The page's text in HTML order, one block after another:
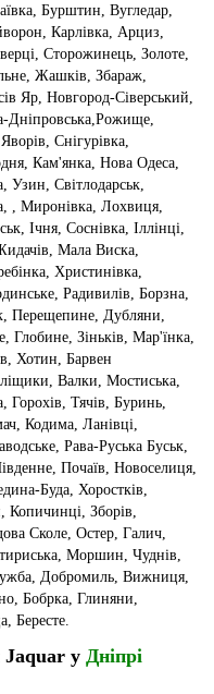
Бурштин, Вугледар,
Карлівка, Арциз,
Сторожинець, Золоте,
Жашків, Збараж,
Яр, Новгород-Сіверський,
Дніпровська,Рожище,
Снігурівка,
Кам'янка, Нова Одеса,
Світлодарськ,
, Миронівка, Лохвиця,
Ічня, Соснівка, Іллінці,
Мала Виска,
Христинівка,
Радивилів, Борзна,
Перещепине, Дубляни,
Глобине, Зіньків, Мар'їнка,
Хотин, Барвен
Валки, Мостиська,
Тячів, Буринь,
Кодима, Ланівці,
Рава-Руська Буськ,
Почаїв, Новоселиця,
Буда, Хоростків,
Зборів,
Сколе, Остер, Галич,
Моршин, Чуднів,
Добромиль, Вижниця,
Бобрка, Глиняни,
Бересте.
у Дніпрі